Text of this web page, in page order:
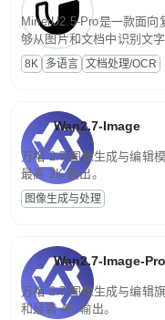
MinerU2.5-Pro是一款面
够从图片和文档中识别文
为便于存储、检索和二次
8K 多语言 文档处理/OCR
Wan2.7-Image
万相 2.7 图像生成与编辑
最高 2K 输出。
图像生成与处理
Wan2.7-Image-Pro
万相 2.7 图像生成与编辑
和最高 4K 输出。